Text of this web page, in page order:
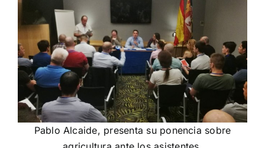
Pablo Alcaide, presenta su ponencia sobre